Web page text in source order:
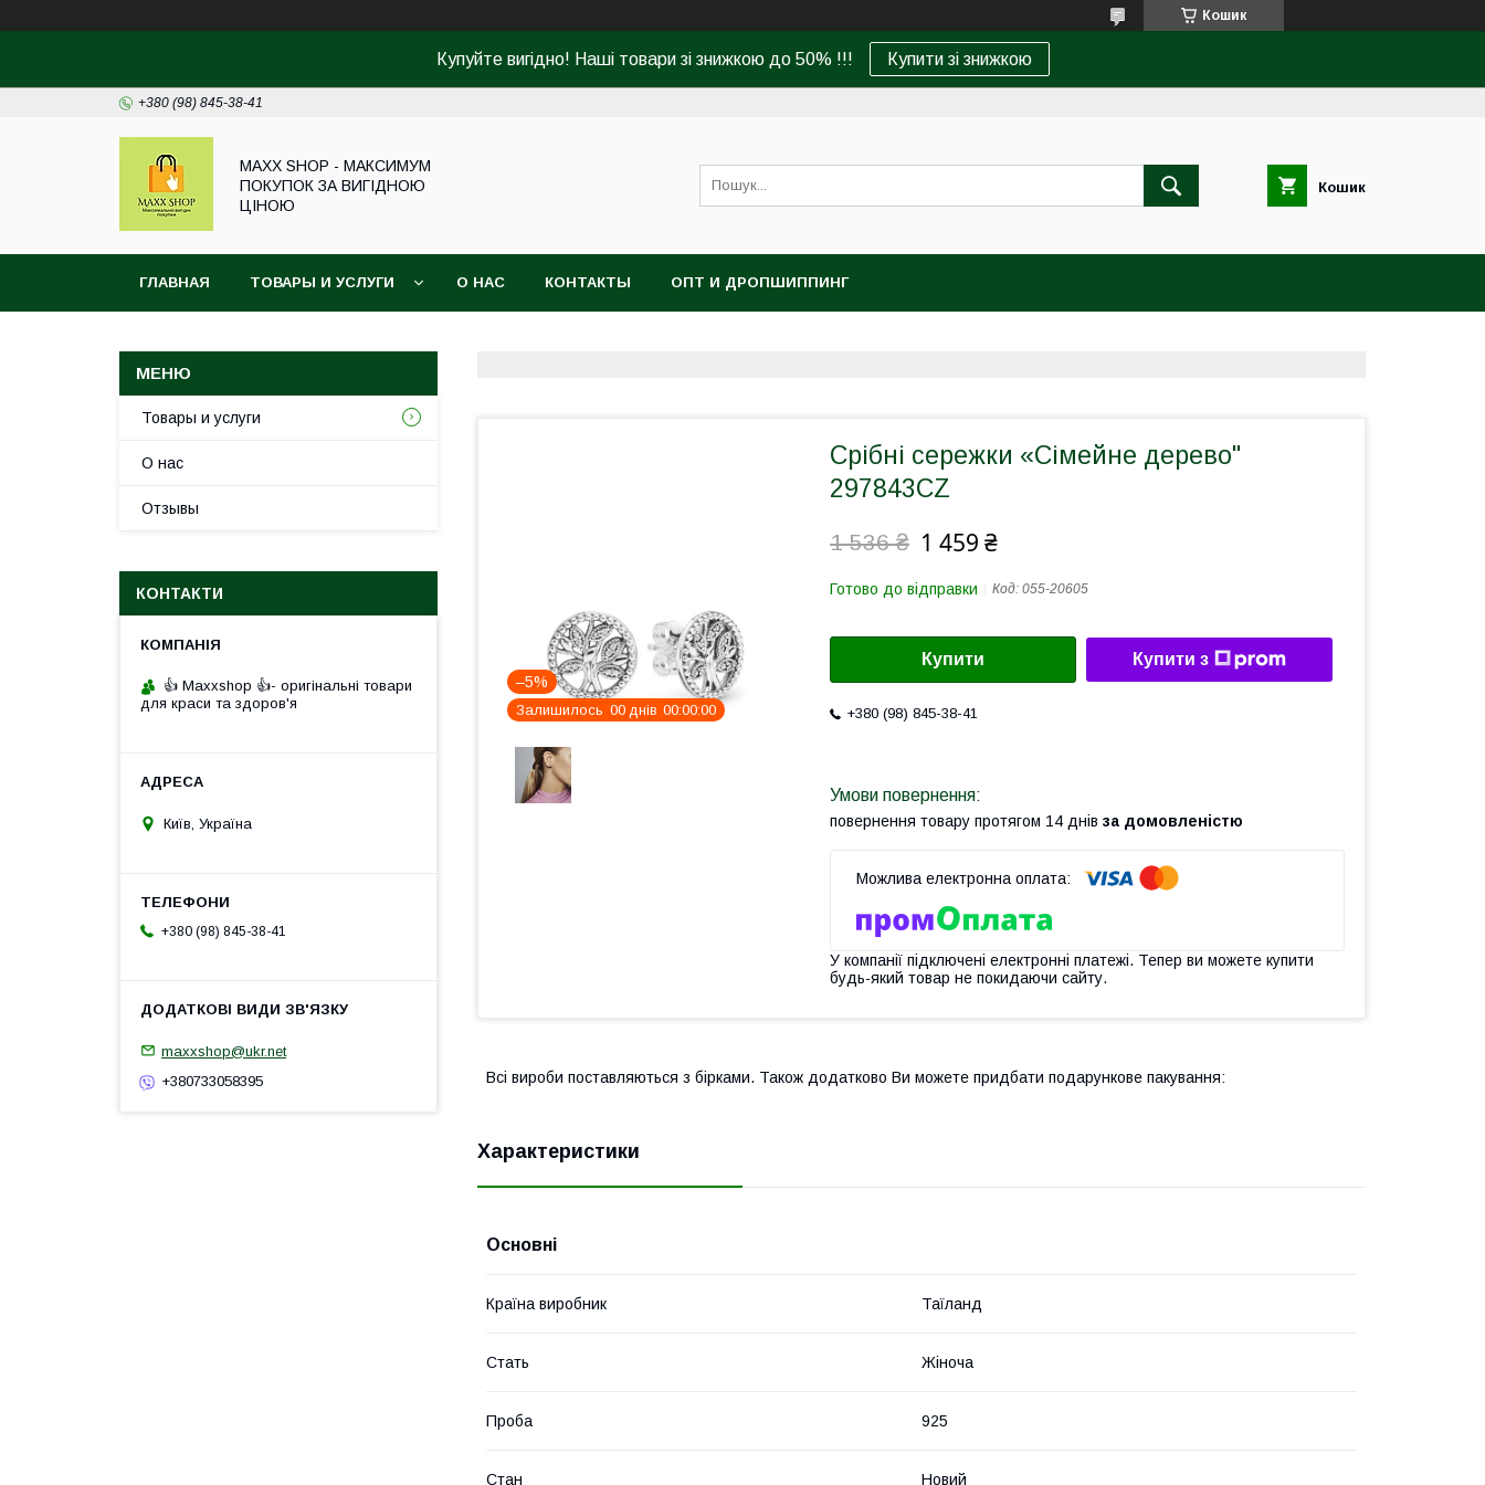
Кошик
Купуйте вигідно! Наші товари зі знижкою до 50% !!! Купити зі знижкою
+380 (98) 845-38-41
MAXX SHOP - МАКСИМУМ
ПОКУПОК ЗА ВИГІДНОЮ
ЦІНОЮ
Кошик
ГЛАВНАЯ ТОВАРЫ И УСЛУГИ О НАС КОНТАКТЫ ОПТ И ДРОПШИППИНГ
–5%
Залишилось 00 днів 00 00 00
Срібні сережки «Сімейне дерево"
297843CZ
1 536 ₴ 1 459 ₴
Готово до відправки Код: 055-20605
Купити Купити з
+380 (98) 845-38-41
повернення товару протягом 14 днів за домовленістю
У компанії підключені електронні платежі. Тепер ви можете купити
будь-який товар не покидаючи сайту.
Всі вироби поставляються з бірками. Також додатково Ви можете придбати подарункове пакування:
Характеристики
Основні
Країна виробник Таїланд
Стать Жіноча
Проба 925
Стан Новий
Товары и услуги
О нас
Отзывы
КОНТАКТИ
👍 Maxxshop 👍- оригінальні товари
для краси та здоров'я
Київ, Україна
+380 (98) 845-38-41
maxxshop@ukr.net
+380733058395